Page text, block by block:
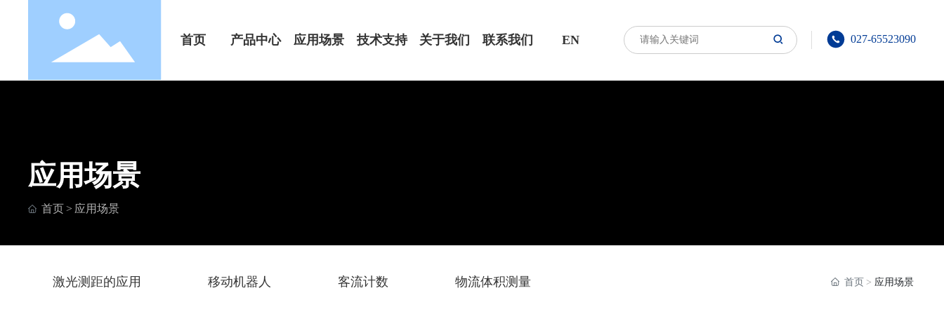
首页 产品中心 应用场景 技术支持 关于我们 联系我们 EN 027-65523090
应用场景
首页 应用场景
激光测距的应用 移动机器人 客流计数 物流体积测量 首页 应用场景